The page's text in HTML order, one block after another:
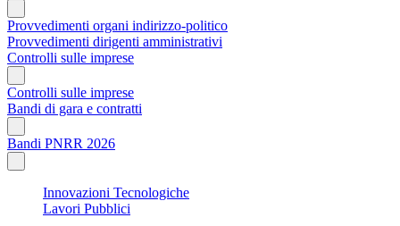
Provvedimenti organi indirizzo-politico
Provvedimenti dirigenti amministrativi
Controlli sulle imprese
Controlli sulle imprese
Bandi di gara e contratti
Bandi PNRR 2026
Innovazioni Tecnologiche
Lavori Pubblici